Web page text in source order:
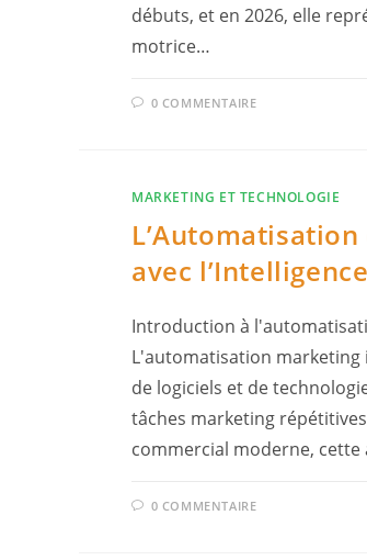
débuts, et en 2026, elle
motrice…
0 COMMENTAIRE
MARKETING ET TECHNOLOGIE
avec
Introduction à
L'automatisation marketing
de logiciels et de
tâches marketing
commercial moderne,
0 COMMENTAIRE